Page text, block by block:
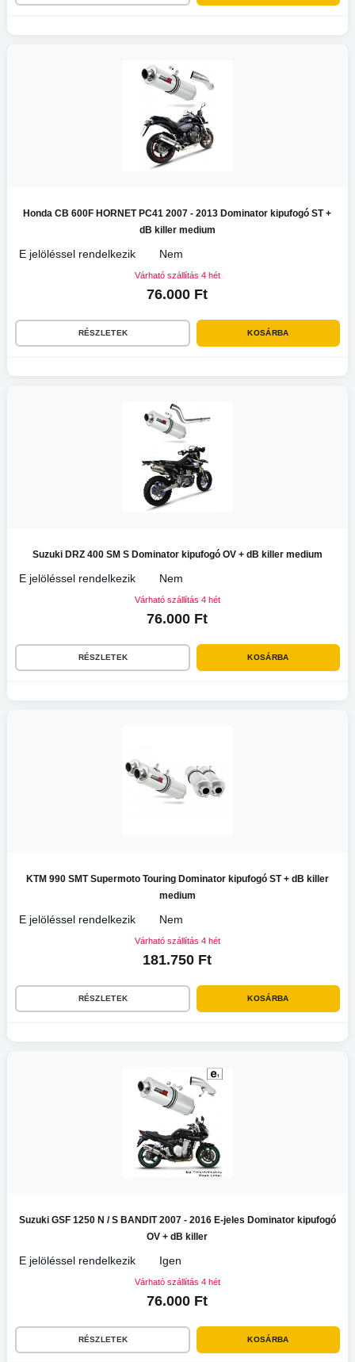
Honda CB 600F HORNET PC41 2007 - 2013 Dominator kipufogó ST +
dB killer medium
E jelöléssel rendelkezik Nem
Várható szállítás 4 hét
76.000 Ft
RÉSZLETEK KOSÁRBA
Suzuki DRZ 400 SM S Dominator kipufogó OV + dB killer medium
E jelöléssel rendelkezik Nem
Várható szállítás 4 hét
76.000 Ft
RÉSZLETEK KOSÁRBA
KTM 990 SMT Supermoto Touring Dominator kipufogó ST + dB killer
medium
E jelöléssel rendelkezik Nem
Várható szállítás 4 hét
181.750 Ft
RÉSZLETEK KOSÁRBA
Suzuki GSF 1250 N / S BANDIT 2007 - 2016 E-jeles Dominator kipufogó
OV + dB killer
E jelöléssel rendelkezik Igen
Várható szállítás 4 hét
76.000 Ft
RÉSZLETEK KOSÁRBA